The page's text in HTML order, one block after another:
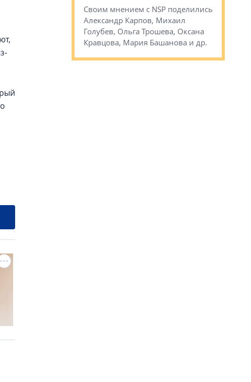
Александр Кравцов,
Своим мнением с NSP поделились
Александр Карпов, Михаил
Голубев, Ольга Трошева, Оксана
Кравцова, Мария Башанова и др.